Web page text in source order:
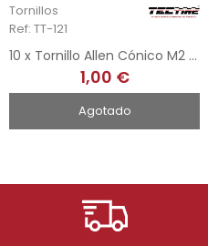
Tornillos
Ref: TT-121
10 x Tornillo Allen Cónico M2 x 8
1,00 €
Agotado